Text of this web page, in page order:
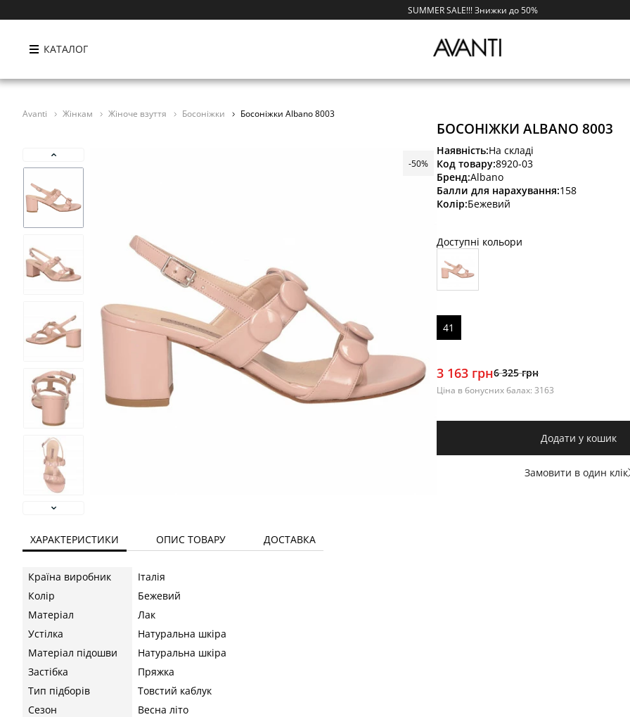
SUMMER SALE!!! Знижки до 50%
КАТАЛОГ
Avanti Жінкам Жіноче взуття Босоніжки Босоніжки Albano 8003
-50%
БОСОНІЖКИ ALBANO 8003
Наявність:На складі
Код товару:8920-03
Бренд:Albano
Балли для нарахування:158
Колір:Бежевий
Доступні кольори
41
3 163 грн6 325 грн
Ціна в бонусних балах: 3163
Додати у кошик
Замовити в один клік
ХАРАКТЕРИСТИКИ ОПИС ТОВАРУ ДОСТАВКА
Країна виробник
Італія
Колір
Бежевий
Матеріал
Лак
Устілка
Натуральна шкіра
Матеріал підошви
Натуральна шкіра
Застібка
Пряжка
Тип підборів
Товстий каблук
Сезон
Весна літо